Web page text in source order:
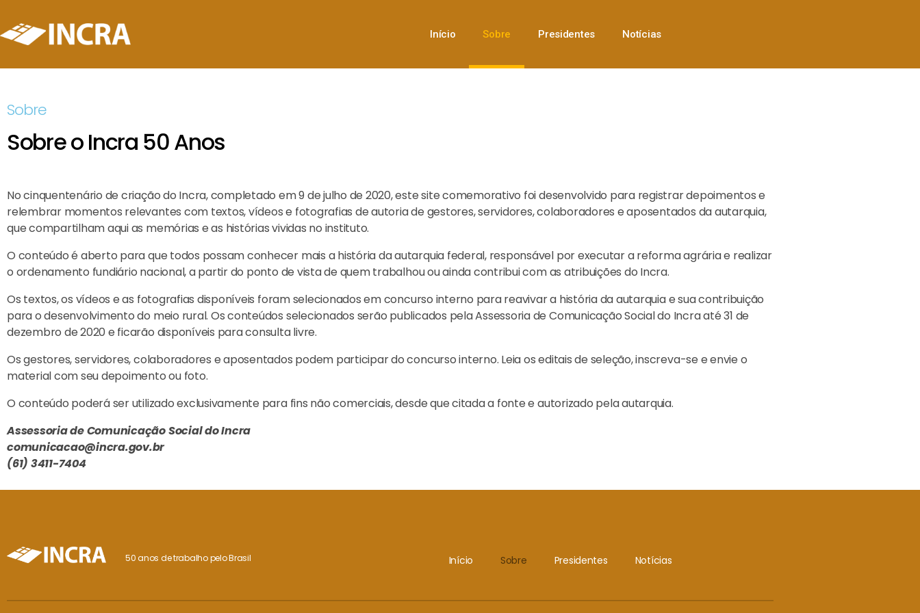
Início Sobre Presidentes Notícias
Sobre
Sobre o Incra 50 Anos
No cinquentenário de criação do Incra, completado em 9 de julho de 2020, este site comemorativo foi desenvolvido para registrar depoimentos e
relembrar momentos relevantes com textos, vídeos e fotografias de autoria de gestores, servidores, colaboradores e aposentados da autarquia,
que compartilham aqui as memórias e as histórias vividas no instituto.
O conteúdo é aberto para que todos possam conhecer mais a história da autarquia federal, responsável por executar a reforma agrária e realizar
o ordenamento fundiário nacional, a partir do ponto de vista de quem trabalhou ou ainda contribui com as atribuições do Incra.
Os textos, os vídeos e as fotografias disponíveis foram selecionados em concurso interno para reavivar a história da autarquia e sua contribuição
para o desenvolvimento do meio rural. Os conteúdos selecionados serão publicados pela Assessoria de Comunicação Social do Incra até 31 de
dezembro de 2020 e ficarão disponíveis para consulta livre.
Os gestores, servidores, colaboradores e aposentados podem participar do concurso interno. Leia os editais de seleção, inscreva-se e envie o
material com seu depoimento ou foto.
O conteúdo poderá ser utilizado exclusivamente para fins não comerciais, desde que citada a fonte e autorizado pela autarquia.
Assessoria de Comunicação Social do Incra
comunicacao@incra.gov.br
(61) 3411-7404
50 anos de trabalho pelo Brasil Início Sobre Presidentes Notícias